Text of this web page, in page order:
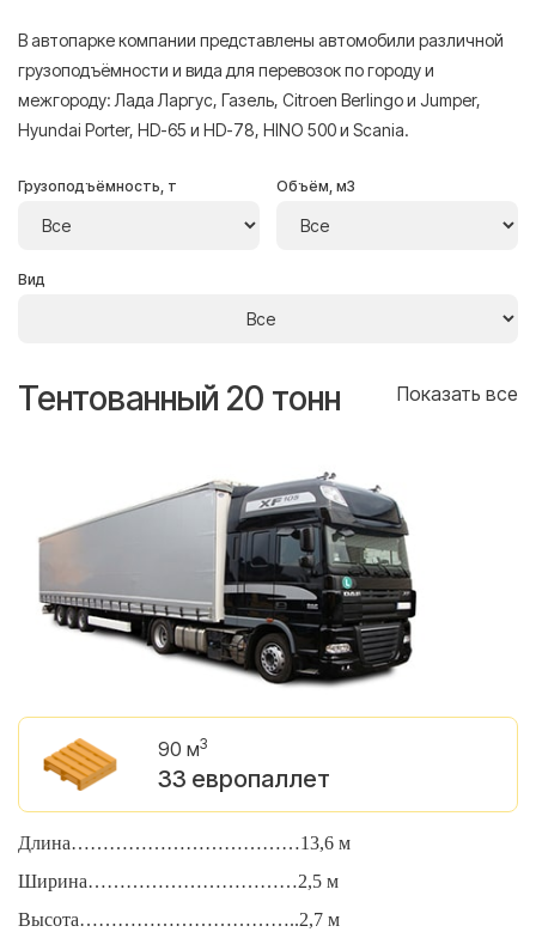
В автопарке компании представлены автомобили различной
грузоподъёмности и вида для перевозок по городу и
межгороду: Лада Ларгус, Газель, Citroen Berlingo и Jumper,
Hyundai Porter, HD-65 и HD-78, HINO 500 и Scania.
Грузоподъёмность, т Объём, м3
Вид
Тентованный 20 тонн Показать все
90 м3
33 европаллет
Длина………………………………13,6 м
Ширина……………………………2,5 м
Высота……………………………..2,7 м